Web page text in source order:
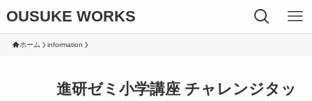
OUSUKE WORKS
ホーム information
進研ゼミ小学講座 チャレンジタッ